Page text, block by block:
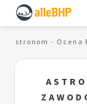
Astronom - Ocena